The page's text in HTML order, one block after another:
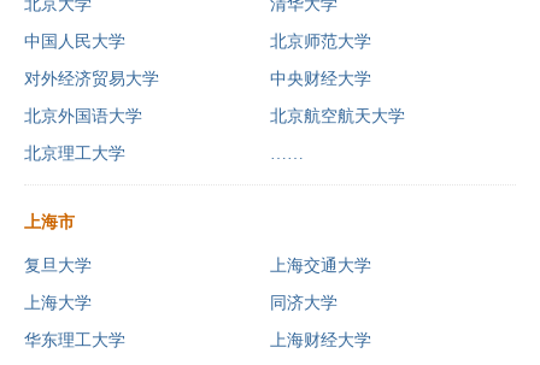
北京大学 清华大学
中国人民大学 北京师范大学
对外经济贸易大学 中央财经大学
北京外国语大学 北京航空航天大学
北京理工大学 ……
上海市
复旦大学 上海交通大学
上海大学 同济大学
华东理工大学 上海财经大学